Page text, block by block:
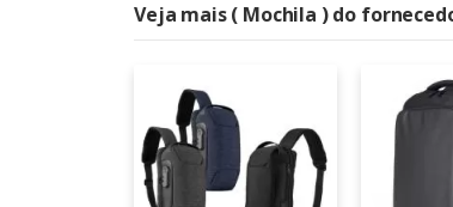
Veja mais ( Mochila ) do